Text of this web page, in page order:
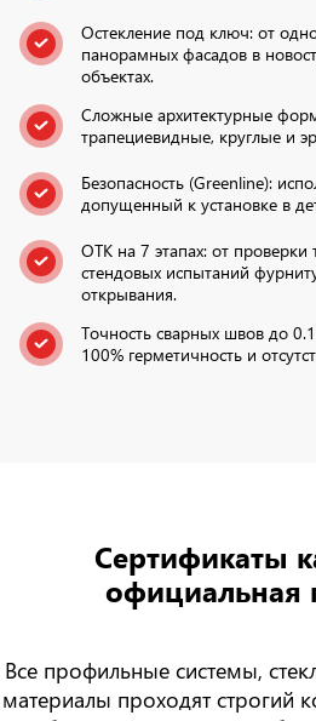
Остекление под ключ: от
панорамных фасадов в
объектах.
Сложные архитектурные
трапециевидные, круглые и
Безопасность (Greenline):
допущенный к установке в
ОТК на 7 этапах: от
стендовых испытаний
открывания.
Точность сварных швов до
100% герметичность и
Сертификаты
официальная
Все профильные системы,
материалы проходят строгий